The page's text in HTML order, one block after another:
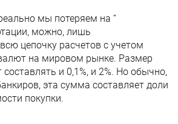
мы потеряем на “
можно, лишь
цепочку расчетов с учетом
на мировом рынке. Размер
и 0,1%, и 2%. Но обычно,
эта сумма составляет доли
покупки.